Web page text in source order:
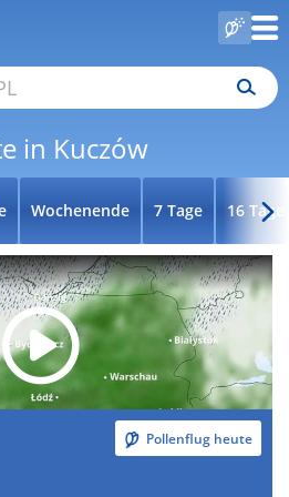
in Kuczów
Wochenende 7 Tage 16 Tage
Pollenflug heute